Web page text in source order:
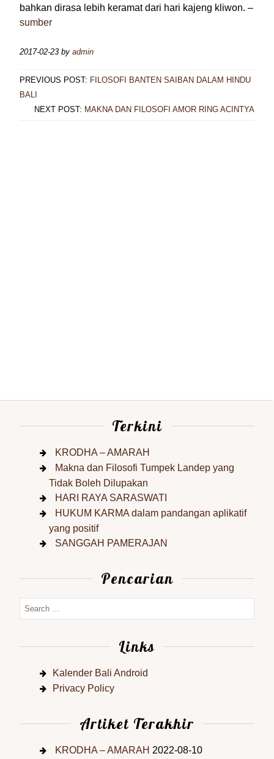
bahkan dirasa lebih keramat dari hari kajeng kliwon. –
sumber
2017-02-23 by admin
PREVIOUS POST: FILOSOFI BANTEN SAIBAN DALAM HINDU
BALI
NEXT POST: MAKNA DAN FILOSOFI AMOR RING ACINTYA
Terkini
KRODHA – AMARAH
Makna dan Filosofi Tumpek Landep yang
Tidak Boleh Dilupakan
HARI RAYA SARASWATI
HUKUM KARMA dalam pandangan aplikatif
yang positif
SANGGAH PAMERAJAN
Pencarian
Links
Kalender Bali Android
Privacy Policy
Artiket Terakhir
KRODHA – AMARAH 2022-08-10